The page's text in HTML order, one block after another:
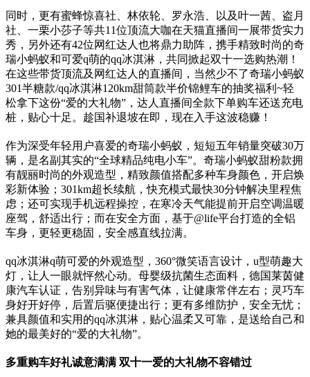
同时，更有蜜蜂惊喜社、林依轮、罗永浩、以及叶一茜、盗月
社、一栗小莎子等共11位顶流大咖在天猫直播间一展带货实力
秀，另外还有42位网红达人也将鼎力助阵，携手精致时尚的奇
瑞小蚂蚁和可爱q萌的qq冰淇淋，共同掀起双十一选购热潮！
在这些带货顶流及网红达人的直播间，当然少不了奇瑞小蚂蚁
301半糖款/qq冰淇淋120km甜筒款半价锦鲤车的抽奖福利~轻
松拿下这份“爱的大礼物”，达人直播间全款下单购车还送充电
桩，贴心十足。趁国补退坡在即，现在入手这波稳赚！
作为深受年轻用户喜爱的奇瑞小蚂蚁，短短五年销量突破30万
辆，是名副其实的“全球精品纯电小车”。奇瑞小蚂蚁甜粉款拥
有靓丽时尚的外观造型，精致颜值搭配多种车身颜色，开启焕
彩新体验；301km超长续航，快充模式最快30分钟解决里程焦
虑；还可实现手机远程操控，在寒冷天气能提前开启空调温暖
座驾，舒适出行；而在安全方面，基于@life平台打造的全铝
车身，更轻更稳固，安全感直线拉满。
qq冰淇淋q萌可爱的外观造型，360°微笑语言设计，u型萌趣大
灯，让人一眼就怦然心动。母婴级抗菌生态面料，德国莱茵健
康汽车认证，告别异味与有害气体，让健康常伴左右；灵巧车
身好开好停，后置后驱便捷出行；更有多维防护，安全无忧；
兼具颜值和实用的qq冰淇淋，贴心温柔又可靠，是送给自己和
她的最美好的“爱的大礼物”。
多重购车好礼诚意满满 双十一爱的大礼物不容错过